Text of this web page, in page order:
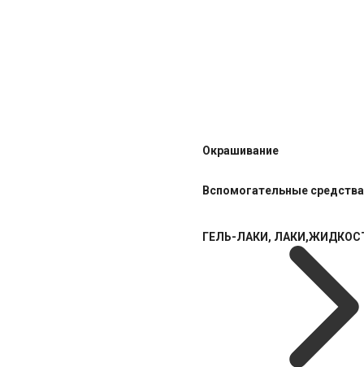
Окрашивание
Вспомогательные средства
ГЕЛЬ-ЛАКИ,